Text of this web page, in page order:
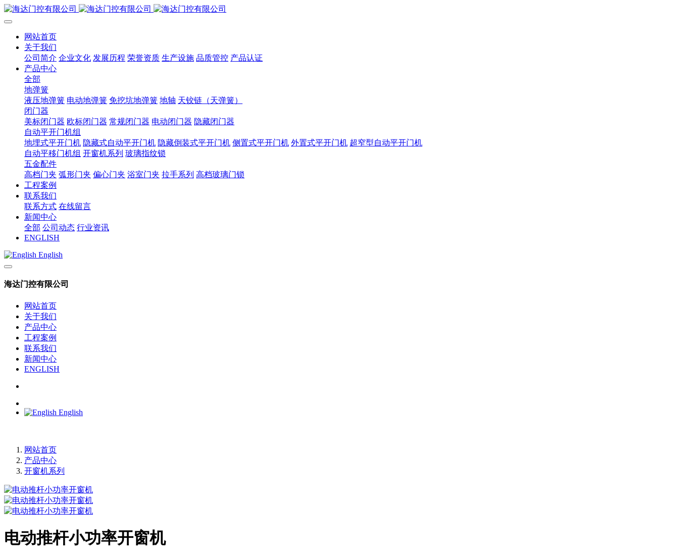
网站首页
关于我们
公司简介 企业文化 发展历程 荣誉资质 生产设施 品质管控 产品认证
产品中心
全部
地弹簧
液压地弹簧 电动地弹簧 免挖坑地弹簧 地轴 天铰链（天弹簧）
闭门器
美标闭门器 欧标闭门器 常规闭门器 电动闭门器 隐藏闭门器
自动平开门机组
地埋式平开门机 隐藏式自动平开门机 隐藏倒装式平开门机 侧置式平开门机 外置式平开门机 超窄型自动平开门机
自动平移门机组 开窗机系列 玻璃指纹锁
五金配件
高档门夹 弧形门夹 偏心门夹 浴室门夹 拉手系列 高档玻璃门锁
工程案例
联系我们
联系方式 在线留言
新闻中心
全部 公司动态 行业资讯
ENGLISH
English
海达门控有限公司
网站首页
关于我们
产品中心
工程案例
联系我们
新闻中心
ENGLISH
English
网站首页
产品中心
开窗机系列
电动推杆小功率开窗机